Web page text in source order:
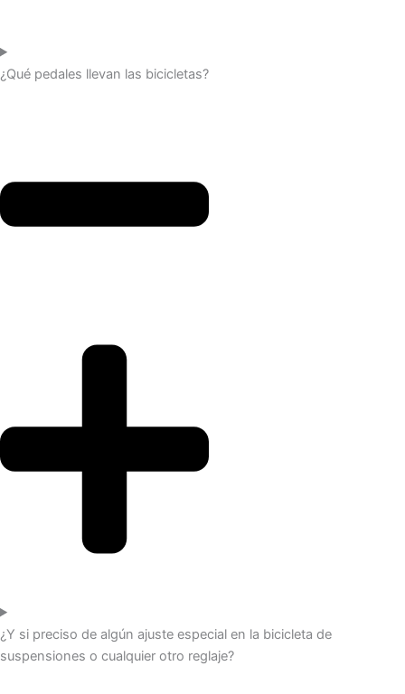
¿Qué pedales llevan las bicicletas?
¿Y si preciso de algún ajuste especial en la bicicleta de
suspensiones o cualquier otro reglaje?